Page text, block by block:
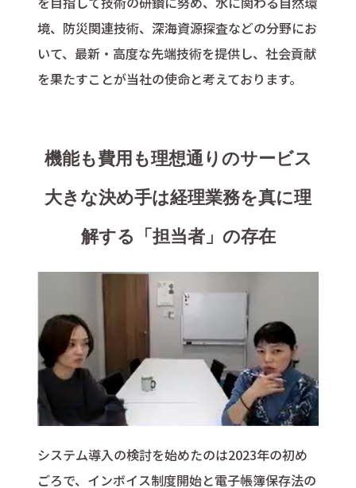
境、防災関連技術、深海資源探査などの分野にお
いて、最新・高度な先端技術を提供し、社会貢献
を果たすことが当社の使命と考えております。
機能も費用も理想通りのサービス
大きな決め手は経理業務を真に理
解する「担当者」の存在
システム導入の検討を始めたのは2023年の初め
ごろで、インボイス制度開始と電子帳簿保存法の